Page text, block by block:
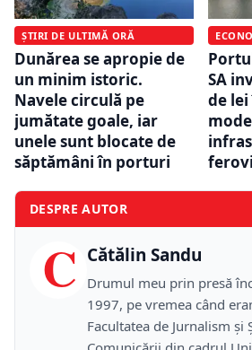
ȘTIRI DE ULTIMĂ ORĂ
Dunărea se apropie de
un minim istoric.
Navele circulă pe
jumătate goale, iar
unele sunt blocate de
săptămâni în porturi
SA
de
DESPRE AUTOR
C Cătălin Sandu
Drumul meu prin presă
1997, pe vremea când
Facultatea de Jurnalism și